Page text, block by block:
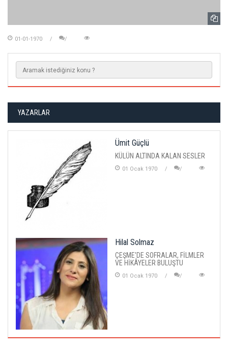
01-01-1970
YAZARLAR
Ümit Güçlü
KÜLÜN ALTINDA KALAN SESLER
01 Ocak 1970
Hilal Solmaz
ÇEŞME'DE SOFRALAR, FİLMLER
VE HİKÂYELER BULUŞTU
01 Ocak 1970